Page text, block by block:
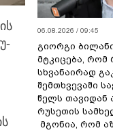
06.08.2026 / 09:45
გიორგი
მტკიცება, რომ
სხვანაირად
შემთხვევაში
წელს თავიდან
რუსეთის
მგონია, რომ